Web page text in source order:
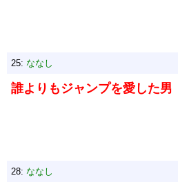
25: ななし
誰よりもジャンプを愛した男
28: ななし